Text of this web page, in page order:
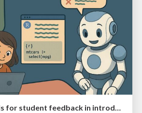
Leveraging LLMs for student feedback in introductory data science courses - posit::conf(2025)